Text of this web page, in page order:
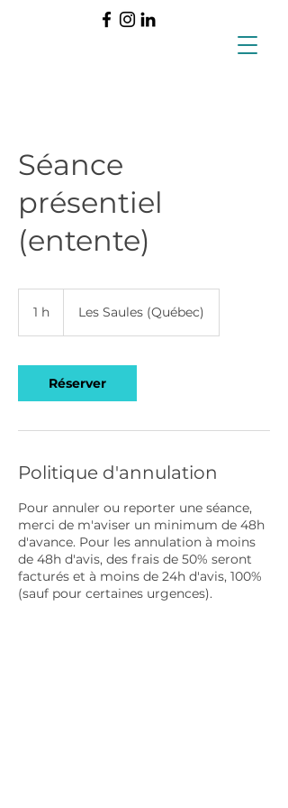
Séance
présentiel
(entente)
1 h Les Saules (Québec)
Réserver
Politique d'annulation
Pour annuler ou reporter une séance,
merci de m'aviser un minimum de 48h
d'avance. Pour les annulation à moins
de 48h d'avis, des frais de 50% seront
facturés et à moins de 24h d'avis, 100%
(sauf pour certaines urgences).